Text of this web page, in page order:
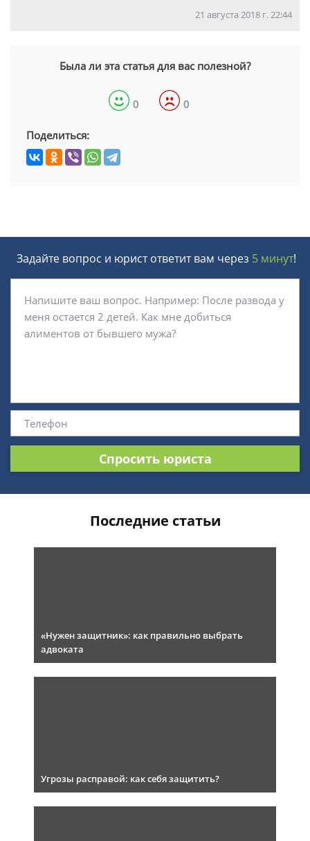
21 августа 2018 г. 22:44
Была ли эта статья для вас полезной?
0 0
Поделиться:
Задайте вопрос и юрист ответит вам через 5 минут!
Спросить юриста
Последние статьи
«Нужен защитник»: как правильно выбрать
адвоката
Угрозы расправой: как себя защитить?